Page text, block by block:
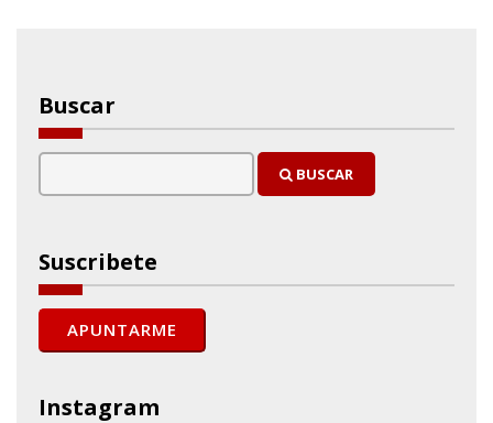
Buscar
BUSCAR
Suscribete
Instagram